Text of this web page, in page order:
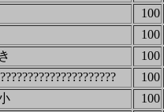
100
100
100
100
100